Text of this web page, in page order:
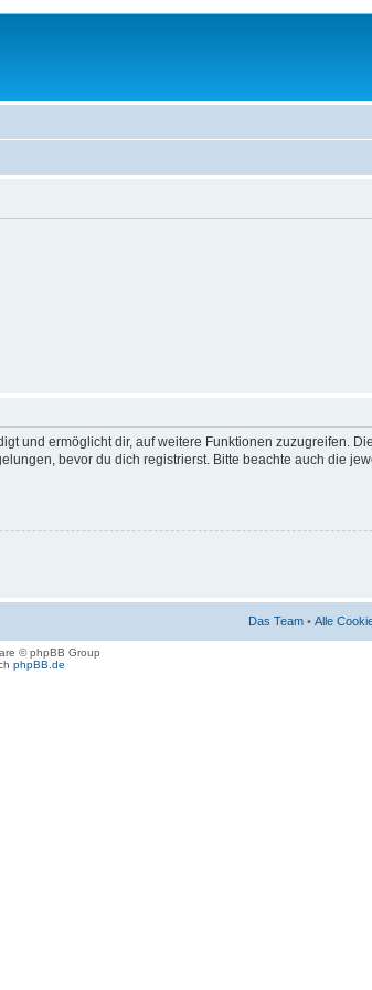
und ermöglicht dir, auf weitere Funktionen zuzugreifen.
bevor du dich registrierst. Bitte beachte auch die
Das Team • Alle
© phpBB Group
phpBB.de